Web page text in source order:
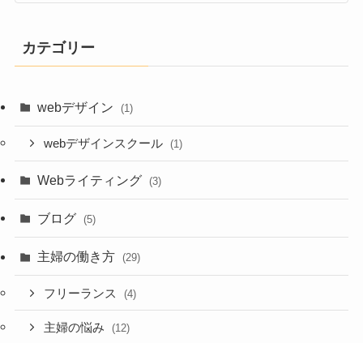
カテゴリー
webデザイン (1)
webデザインスクール (1)
Webライティング (3)
ブログ (5)
主婦の働き方 (29)
フリーランス (4)
主婦の悩み (12)